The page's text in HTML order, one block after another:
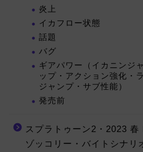
炎上
イカフロー状態
話題
バグ
ギアパワー（イカニンジ
ップ・アクション強化・
ジャンプ・サブ性能）
発売前
スプラトゥーン2・2023
ゾッコリー・バイトシナリ